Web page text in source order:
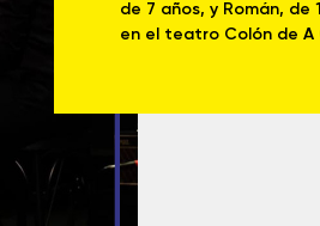
de 7 años, y Román,
en el teatro Colón de A